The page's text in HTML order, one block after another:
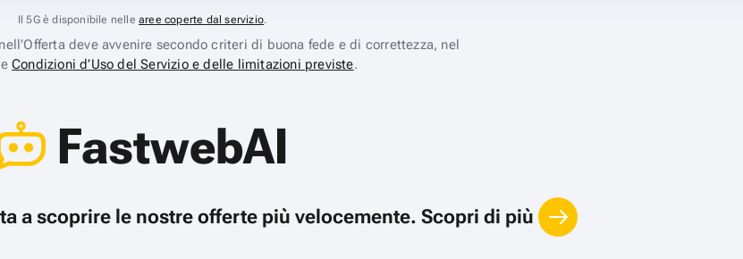
Il 5G è disponibile nelle aree coperte dal servizio.
deve avvenire secondo criteri di buona fede e di correttezza, nel
Condizioni d’Uso del Servizio e delle limitazioni previste.
FastwebAI
a scoprire le nostre offerte più velocemente. Scopri di più